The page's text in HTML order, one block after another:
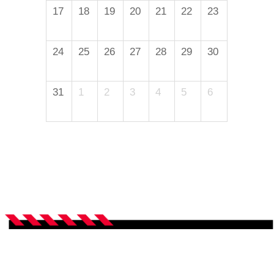
17 18 19 20 21 22 23
24 25 26 27 28 29 30
31 1 2 3 4 5 6